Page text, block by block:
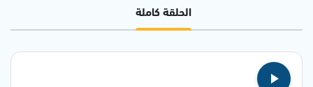
الحلقة كاملة